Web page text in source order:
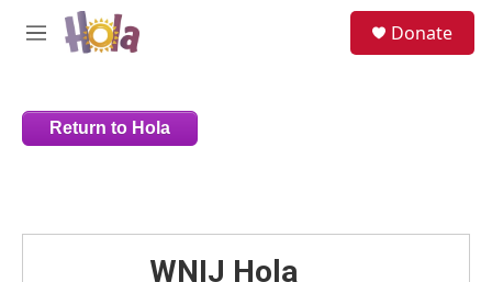
Skip to main content
M
Donate
Return to Hola
WNIJ Hola